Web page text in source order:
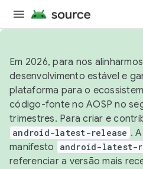
Em 2026, para nos
desenvolvimento estável e
plataforma para o
código-fonte no AOSP no
trimestres. Para criar e
android-latest-release .
manifesto
android-latest-
referenciar a versão mais